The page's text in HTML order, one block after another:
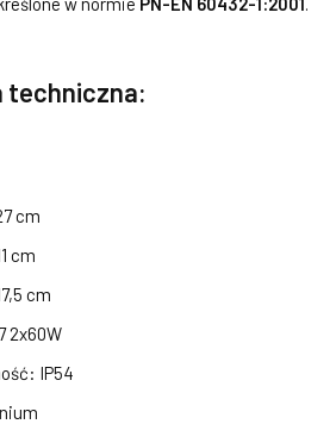
techniczna:
cm
cm
cm
2x60W
IP54